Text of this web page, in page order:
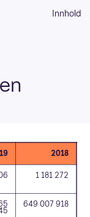
Innhold
2018
1 181 272
649 007 918